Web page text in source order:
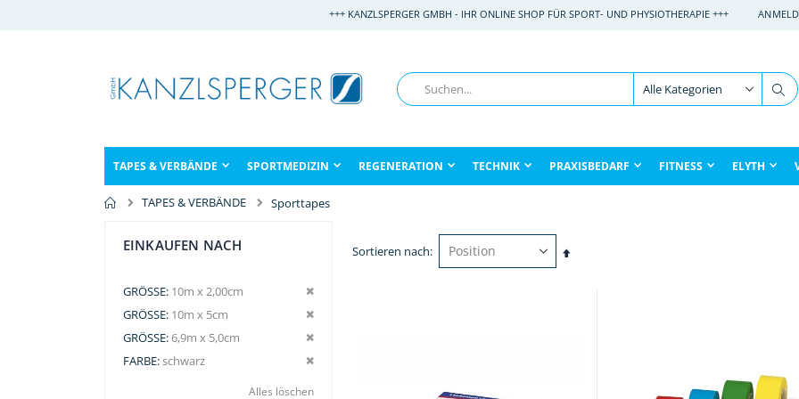
+++ KANZLSPERGER GMBH - IHR ONLINE SHOP FÜR SPORT- UND PHYSIOTHERAPIE +++
Suche
TAPES & VERBÄNDE SPORTMEDIZIN REGENERATION TECHNIK PRAXISBEDARF FITNESS ELYTH
TAPES & VERBÄNDE Sporttapes
Sortieren nach
In
EINKAUFEN NACH
GRÖSSE 10m x 2,00cm
Dies entfernen
GRÖSSE
10m x 5cm
Dies entfernen
GRÖSSE
6,9m x 5,0cm
Dies entfernen
FARBE schwarz Dies entfernen
Alles löschen